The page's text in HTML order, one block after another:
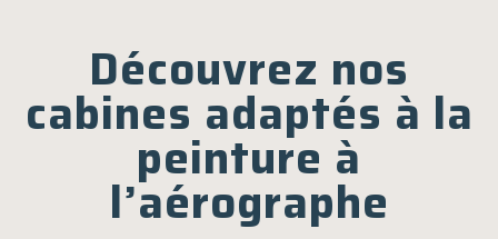
Découvrez nos
cabines adaptés à la
peinture à
l’aérographe